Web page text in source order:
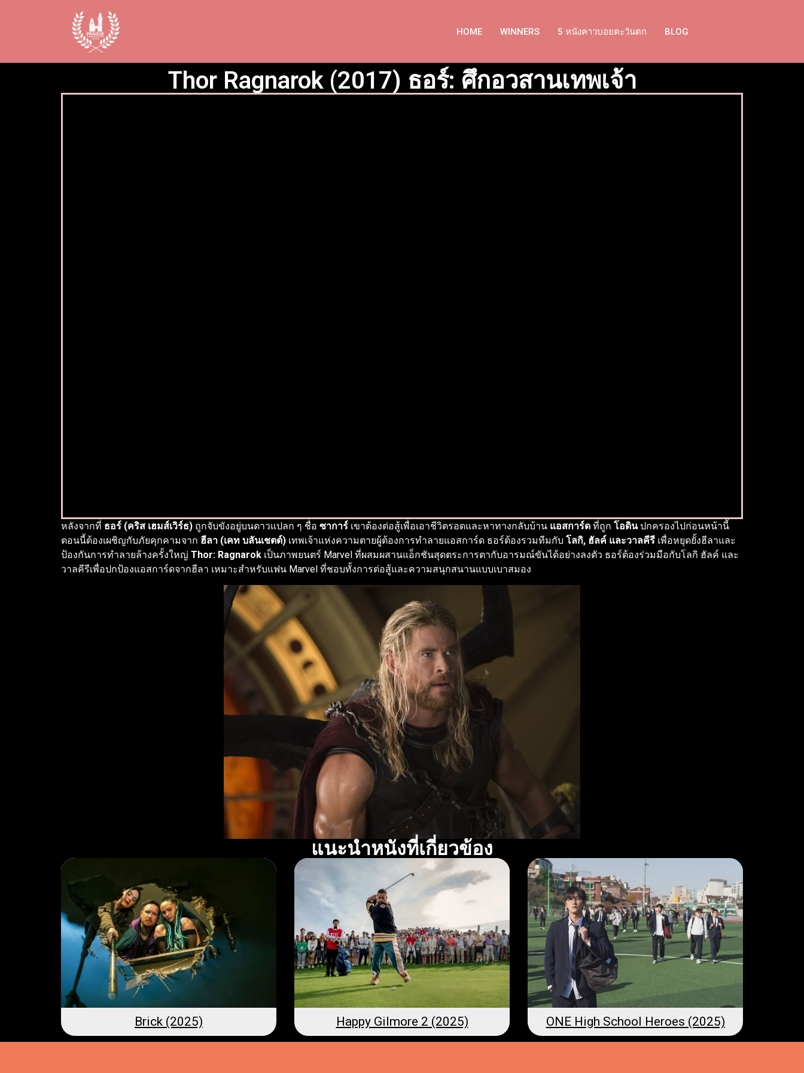
HOME WINNERS 5 หนังคาวบอยตะวันตก BLOG
Thor Ragnarok (2017) ธอร์: ศึกอวสานเทพเจ้า
หลังจากที่ ธอร์ (คริส เฮมส์เวิร์ธ) ถูกจับขังอยู่บนดาวแปลก ๆ ชื่อ ซาการ์ เขาต้องต่อสู้เพื่อเอาชีวิตรอดและหาทางกลับบ้าน แอสการ์ด ที่ถูก โอดินปกครองไปก่อนหน้านี้
ตอนนี้ต้องเผชิญกับภัยคุกคามจาก ฮีลา (เคท บลันเชตต์) เทพเจ้าแห่งความตายผู้ต้องการทำลายแอสการ์ด ธอร์ต้องรวมทีมกับ โลกิ, ฮัลค์ และวาลคีรี เพื่อหยุดยั้งฮีลาและ
ป้องกันการทำลายล้างครั้งใหญ่ Thor: Ragnarok เป็นภาพยนตร์ Marvel ที่ผสมผสานแอ็กชันสุดตระการตากับอารมณ์ขันได้อย่างลงตัว ธอร์ต้องร่วมมือกับโลกิ ฮัลค์ และ
วาลคีรีเพื่อปกป้องแอสการ์ดจากฮีลา เหมาะสำหรับแฟน Marvel ที่ชอบทั้งการต่อสู้และความสนุกสนานแบบเบาสมอง
แนะนำหนังที่เกี่ยวข้อง
Brick (2025) Happy Gilmore 2 (2025) ONE High School Heroes (2025)